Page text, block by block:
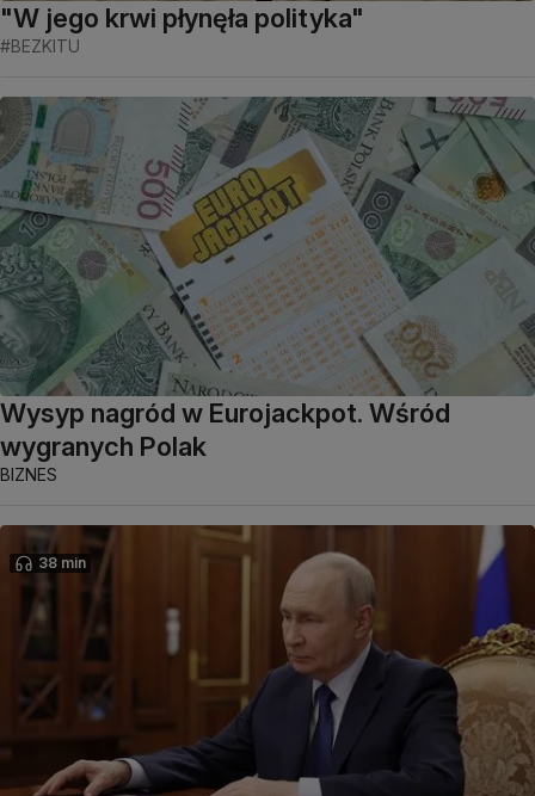
"W jego krwi płynęła polityka"
#BEZKITU
Wysyp nagród w Eurojackpot. Wśród
wygranych Polak
BIZNES
38 min